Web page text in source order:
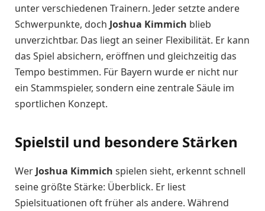
unter verschiedenen Trainern. Jeder setzte andere
Schwerpunkte, doch Joshua Kimmich blieb
unverzichtbar. Das liegt an seiner Flexibilität. Er kann
das Spiel absichern, eröffnen und gleichzeitig das
Tempo bestimmen. Für Bayern wurde er nicht nur
ein Stammspieler, sondern eine zentrale Säule im
sportlichen Konzept.
Spielstil und besondere Stärken
Wer Joshua Kimmich spielen sieht, erkennt schnell
seine größte Stärke: Überblick. Er liest
Spielsituationen oft früher als andere. Während